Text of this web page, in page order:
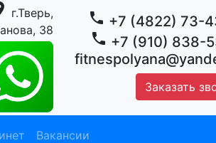
г.Тверь,
38
phone +7 (4822) 73-
phone +7 (910) 838-
Заказать
Вакансии